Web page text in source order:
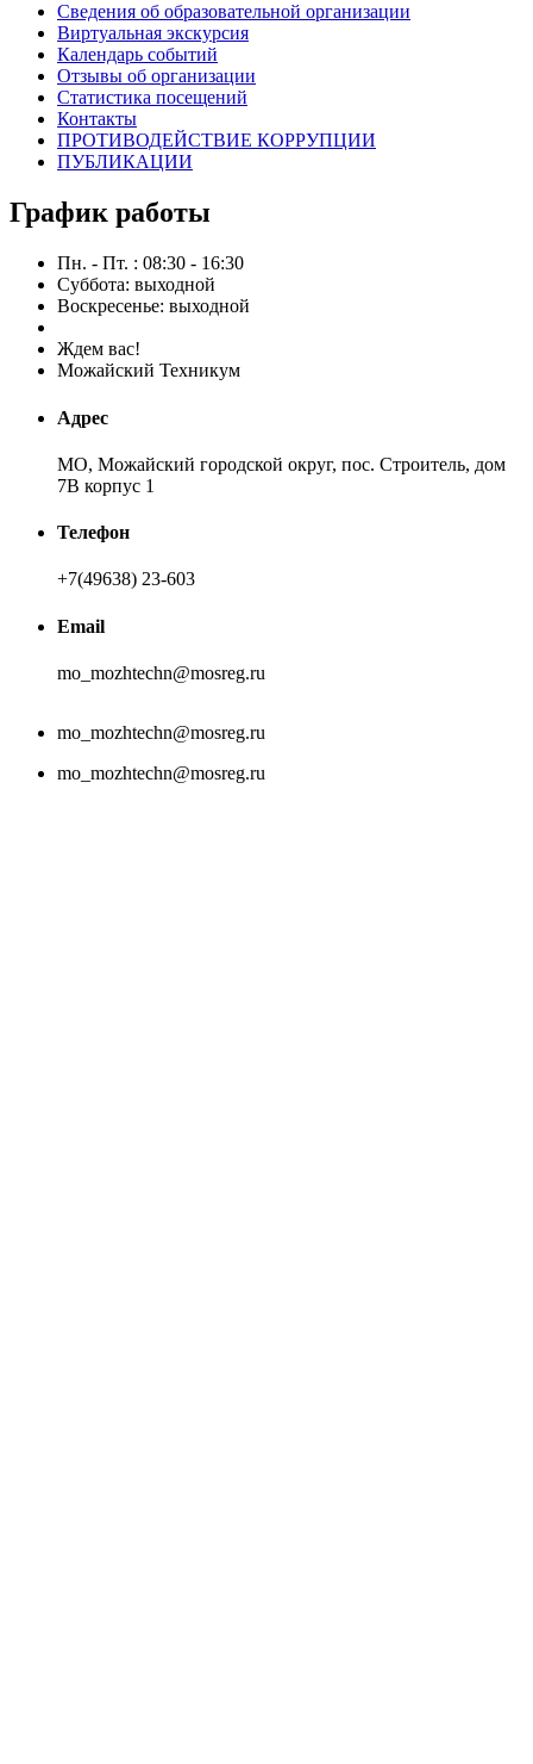
Сведения об образовательной организации
Виртуальная экскурсия
Календарь событий
Отзывы об организации
Статистика посещений
Контакты
ПРОТИВОДЕЙСТВИЕ КОРРУПЦИИ
ПУБЛИКАЦИИ
График работы
Пн. - Пт. : 08:30 - 16:30
Суббота: выходной
Воскресенье: выходной
Ждем вас!
Можайский Техникум
Адрес
МО, Можайский городской округ, пос. Строитель, дом
7В корпус 1
Телефон
+7(49638) 23-603
Email
mo_mozhtechn@mosreg.ru
mo_mozhtechn@mosreg.ru
mo_mozhtechn@mosreg.ru